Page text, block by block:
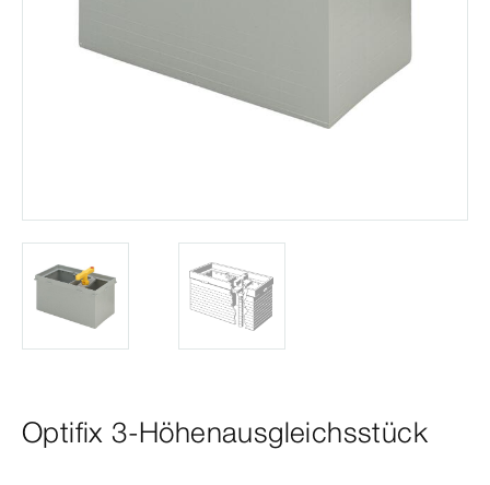
Optifix 3-Höhenausgleichsstück